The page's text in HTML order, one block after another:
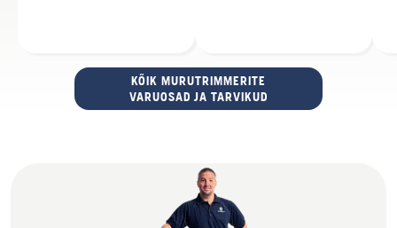
KÕIK MURUTRIMMERITE
VARUOSAD JA TARVIKUD